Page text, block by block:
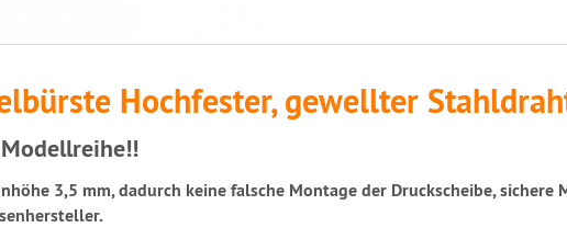
Hochfester, gewellter
3,5 mm, dadurch keine falsche Montage der Druckscheibe,